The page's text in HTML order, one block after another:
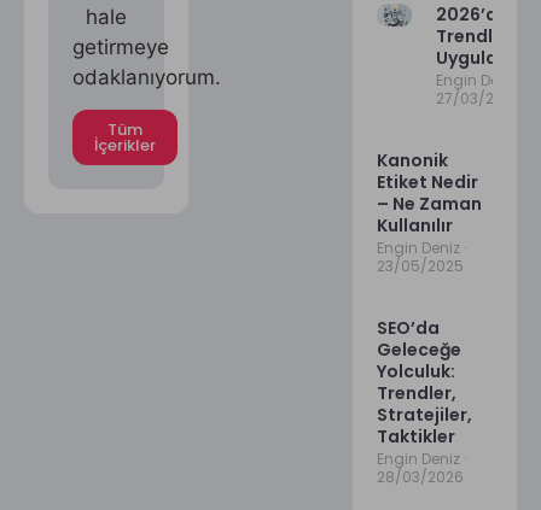
hale
getirmeye
odaklanıyorum.
Tüm
İçerikler
2026’da
Trendleri ve
Engin Deniz
27/03/2026
Kanonik
Etiket Nedir
– Ne Zaman
Kullanılır
Engin Deniz
23/05/2025
SEO’da
Geleceğe
Yolculuk:
Trendler,
Stratejiler,
Taktikler
Engin Deniz
28/03/2026